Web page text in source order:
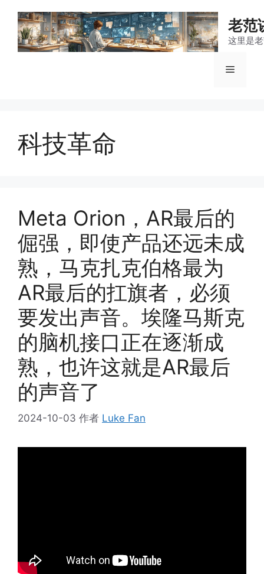
老范
这里是
菜
科技革命
Meta Orion，AR最后的
倔强，即使产品还远未成
熟，马克扎克伯格最为
AR最后的扛旗者，必须
要发出声音。埃隆马斯克
的脑机接口正在逐渐成
熟，也许这就是AR最后
的声音了
2024-10-03 作者 Luke Fan